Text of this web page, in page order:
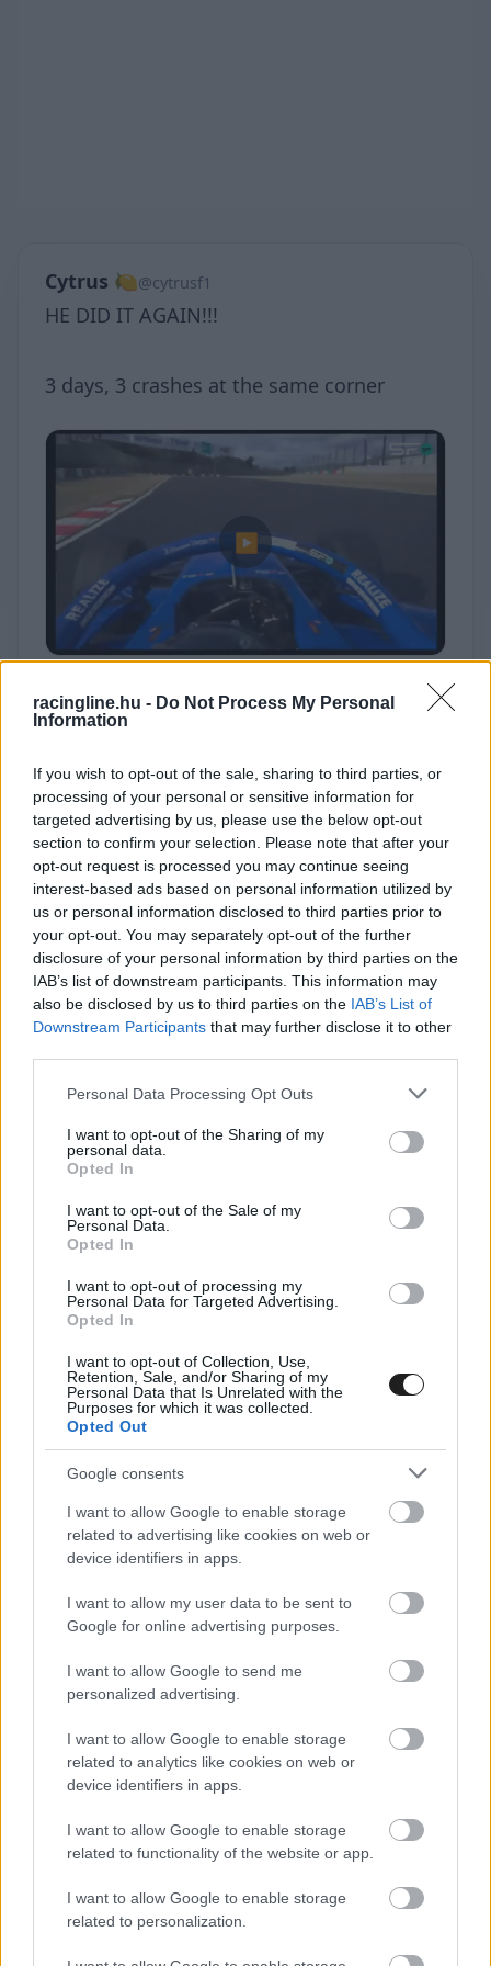
racingline.hu - Do Not Process My Personal
Information
If you wish to opt-out of the sale, sharing to third parties, or
processing of your personal or sensitive information for
targeted advertising by us, please use the below opt-out
section to confirm your selection. Please note that after your
opt-out request is processed you may continue seeing
interest-based ads based on personal information utilized by
us or personal information disclosed to third parties prior to
your opt-out. You may separately opt-out of the further
disclosure of your personal information by third parties on the
IAB’s list of downstream participants. This information may
also be disclosed by us to third parties on the IAB’s List of
Downstream Participants that may further disclose it to other
Please note that this website/app uses one or more Google
not limited to your visit or usage behaviour. You may click to
grant or deny consent to Google and its third-party tags to
use your data for below specified purposes in below Google
consent section.
Personal Data Processing Opt Outs
I want to opt-out of the Sharing of my
personal data.
Opted In
I want to opt-out of the Sale of my
Personal Data.
Opted In
I want to opt-out of processing my
Personal Data for Targeted Advertising.
Opted In
I want to opt-out of Collection, Use,
Retention, Sale, and/or Sharing of my
Personal Data that Is Unrelated with the
Purposes for which it was collected.
Opted Out
Google consents
I want to allow Google to enable storage
related to advertising like cookies on web or
device identifiers in apps.
I want to allow my user data to be sent to
Google for online advertising purposes.
I want to allow Google to send me
personalized advertising.
I want to allow Google to enable storage
related to analytics like cookies on web or
device identifiers in apps.
I want to allow Google to enable storage
related to functionality of the website or app.
I want to allow Google to enable storage
related to personalization.
Cytrus 🍋@cytrusf1
HE DID IT AGAIN!!!
3 days, 3 crashes at the same corner
▶
Doohannek még nincs szerződése 2026-ra a
Super Formulában és más sorozatban sem, és
egyelőre az sem ismert, hogy az Alpine tervezi-e
őt az F1-es csapat kötelékében tartani a
következő évre.
Friss fejlemény az ausztrál pilótával
kapcsolatban, hogy feketére változtatta a
ahogyan Kimi Antonelli is tette, amikor a Katari
Nagydíj után a Red Bull-os Helmut Marko
felbujtására kommentelők sokasága támadt rá
az online térben, azzal vádolva őt, hogy
szándékosan adta át a pozícióját a pályán Lando
Norrisnak.
megsokatostak a zaklató, gyűlölködő,
kárörvendő üzenetek, talán éppen a rémesen
alakuló és nagy publicitást kapó szuzukai tesztje
nyomán. Nem ez lenne már az első ilyen eset
vele kapcsolatban: a 22 éves pilóta tavasszal már
átélt egy hasonló ijesztő hadjáratot, amikor